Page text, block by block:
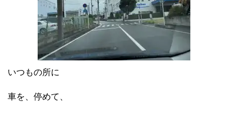
いつもの所に
車を、停めて、